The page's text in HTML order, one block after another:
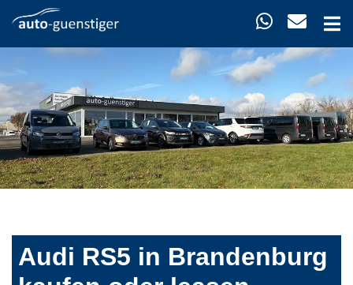
Audi RS5 in Brandenburg